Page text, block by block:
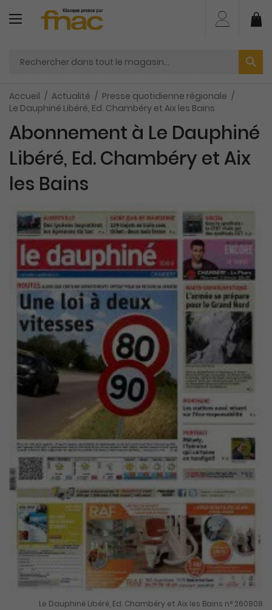
contenu
Accueil Actualité
Presse quotidienne régionale
Le Dauphiné Libéré, Ed. Chambéry et Aix les Bains
Le Dauphiné Libéré, Ed. Chambéry et Aix les Bains n° 260808
Abonnement à Le Dauphiné
Libéré, Ed. Chambéry et Aix
les Bains